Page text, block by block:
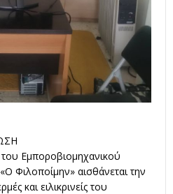
Εμποροβιομηχανικού
Φιλοποίμην» αισθάνεται την
και ειλικρινείς του